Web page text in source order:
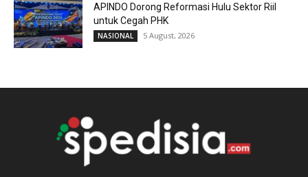
APINDO Dorong Reformasi Hulu Sektor Riil
untuk Cegah PHK
NASIONAL 5 August, 2026